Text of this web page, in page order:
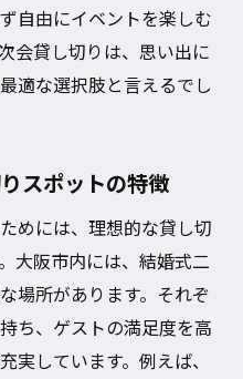
自由にイベントを楽しむ
会貸し切りは、思い出に
適な選択肢と言えるでし
スポットの特徴
めには、理想的な貸し切
大阪市内には、結婚式二
場所があります。それぞ
ち、ゲストの満足度を高
実しています。例えば、